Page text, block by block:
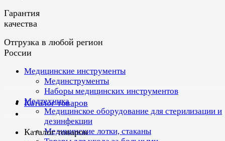
Гарантия
качества
Отгрузка в любой регион
России
Медицинские инструменты
Мединструменты
Наборы медицинских инструментов
Медтехника
Медицинское оборудование для стерилизации и
дезинфекции
Медицинские лотки, стаканы
Каталог товаров
Каталог товаров